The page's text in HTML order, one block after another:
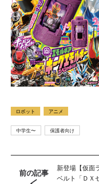
ロボット アニメ
中学生〜 保護者向け
前の記事
新登場【仮
ベルト「ＤＸ